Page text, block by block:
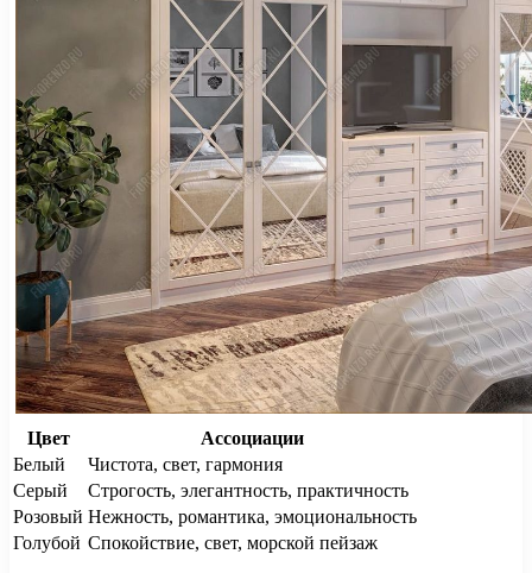
Цвет
Ассоциации
Белый
Чистота, свет, гармония
Серый
Строгость, элегантность, практичность
Розовый Нежность, романтика, эмоциональность
Голубой Спокойствие, свет, морской пейзаж